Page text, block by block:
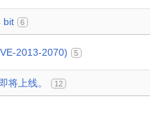
bit 6
2013-2070) 5
将上线。 12